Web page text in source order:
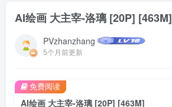
AI绘画 大主宰-洛璃 [20P] [463M]
PVzhanzhang
5个月前更新
AI绘画 大主宰-洛璃 [20P] [463M]
免费阅读